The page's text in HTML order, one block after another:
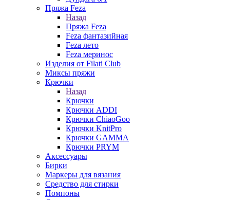
Пряжа Feza
Назад
Пряжа Feza
Feza фантазийная
Feza лето
Feza меринос
Изделия от Filati Club
Миксы пряжи
Крючки
Назад
Крючки
Крючки ADDI
Крючки ChiaoGoo
Крючки KnitPro
Крючки GAMMA
Крючки PRYM
Аксессуары
Бирки
Маркеры для вязания
Средство для стирки
Помпоны